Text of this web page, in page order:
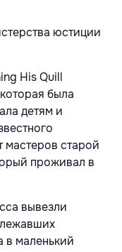
юстиции
His Quill
была
детям и
мастеров старой
проживал в
вывезли
в маленький